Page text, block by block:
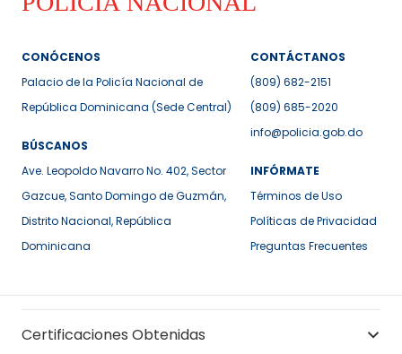
CONÓCENOS
Palacio de la Policía Nacional de
República Dominicana (Sede Central)
BÚSCANOS
Ave. Leopoldo Navarro No. 402, Sector
Gazcue, Santo Domingo de Guzmán,
Distrito Nacional, República
Dominicana
CONTÁCTANOS
(809) 682-2151
(809) 685-2020
info@policia.gob.do
INFÓRMATE
Términos de Uso
Políticas de Privacidad
Preguntas Frecuentes
Certificaciones Obtenidas